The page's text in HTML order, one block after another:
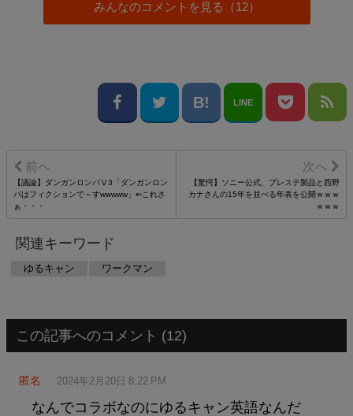
みんなのコメントを見る（12）
LINE
【議論】ダンガンロンパⅤ3「ダンガンロン
パはフィクションで～すwwwww」⇐これさ
ぁ・・・
【驚愕】ソニー公式、プレステ製品と西野
カナさんの15年を並べる年表を公開ｗｗｗ
ｗｗｗ
関連キーワード
ゆるキャン ワークマン
この記事へのコメント (12)
匿名 2024年2月20日 8:22 PM
なんでコラボなのにゆるキャン英語なんだ